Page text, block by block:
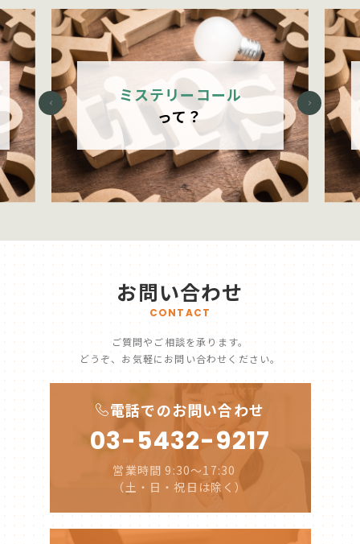
ミステリーコール
って？
お問い合わせ
CONTACT
ご質問やご相談を承ります。
どうぞ、お気軽にお問い合わせください。
電話でのお問い合わせ
03-5432-9217
営業時間 9:30～17:30
（土・日・祝日は除く）